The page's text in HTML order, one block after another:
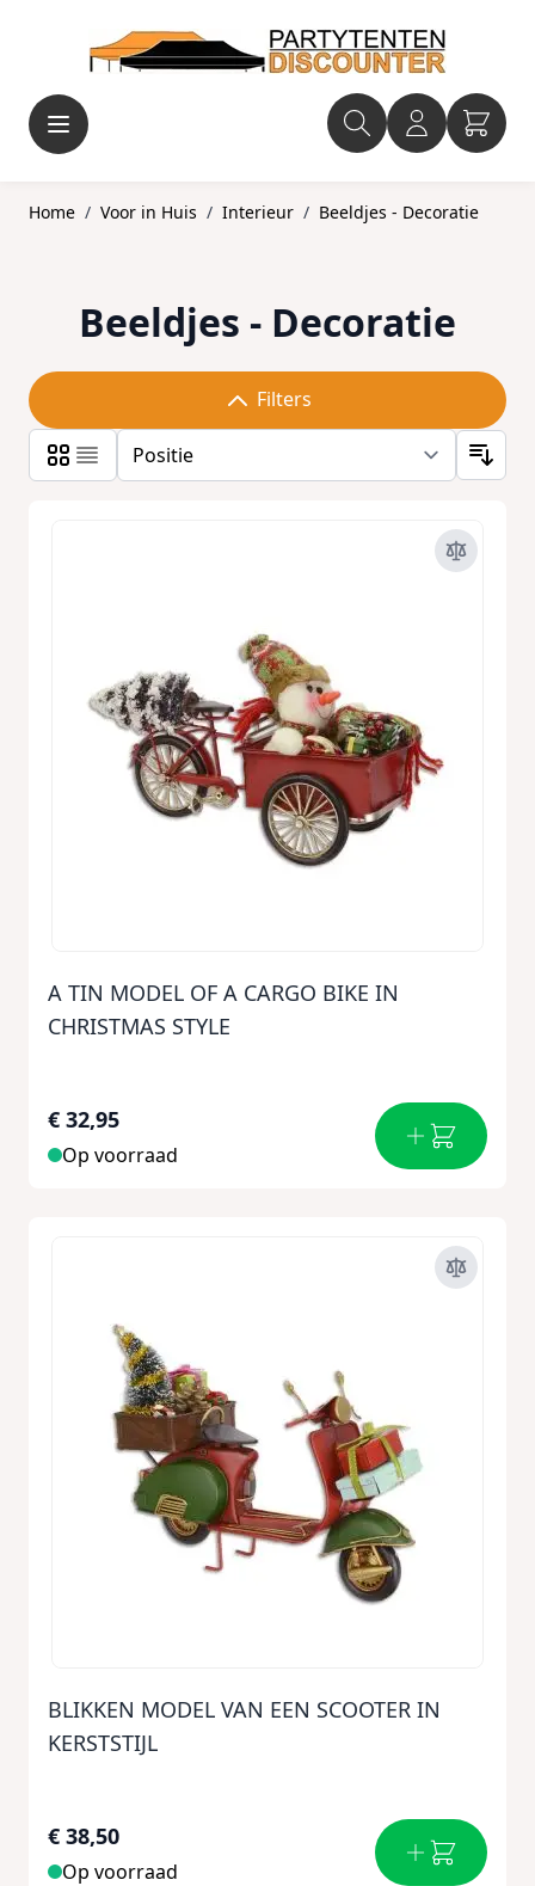
Home / Voor in Huis / Interieur / Beeldjes - Decoratie
Beeldjes - Decoratie
Filters
A TIN MODEL OF A CARGO BIKE IN
CHRISTMAS STYLE
€ 32,95
Op voorraad
BLIKKEN MODEL VAN EEN SCOOTER IN
KERSTSTIJL
€ 38,50
Op voorraad